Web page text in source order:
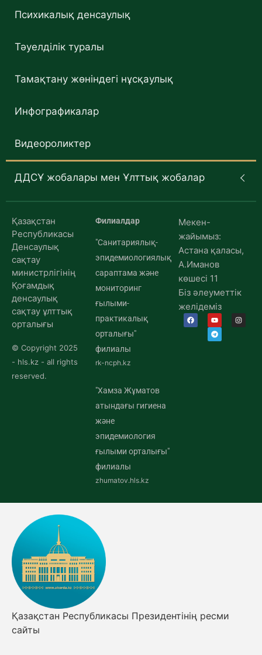
Психикалық денсаулық
Тәуелділік туралы
Тамақтану жөніндегі нұсқаулық
Инфографикалар
Видеороликтер
ДДСҰ жобалары мен Ұлттық жобалар
Қазақстан
Республикасы
Денсаулық
сақтау
министрлігінің
Қоғамдық
денсаулық
сақтау ұлттық
орталығы
© Copyright 2025
- hls.kz - all rights
reserved.
Филиалдар
"Санитариялық-
эпидемиологиялық
сараптама және
мониторинг
ғылыми-
практикалық
орталығы"
филиалы
rk-ncph.kz
"Хамза Жұматов
атындағы гигиена
және
эпидемиология
ғылыми орталығы"
филиалы
zhumatov.hls.kz
Мекен-
жайымыз:
Астана қаласы,
А.Иманов
көшесі 11
Біз әлеуметтік
желідеміз
Қазақстан Республикасы Президентінің ресми
сайты